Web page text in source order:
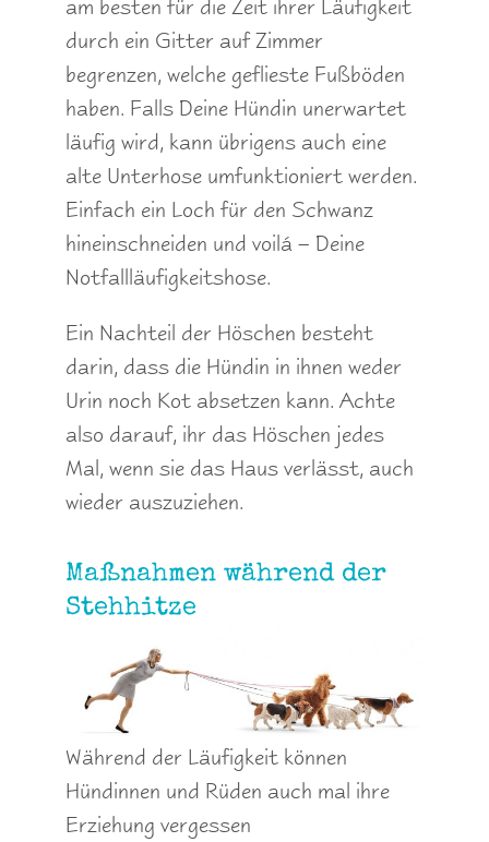
am besten für die Zeit ihrer Läufigkeit
durch ein Gitter auf Zimmer
begrenzen, welche geflieste Fußböden
haben. Falls Deine Hündin unerwartet
läufig wird, kann übrigens auch eine
alte Unterhose umfunktioniert werden.
Einfach ein Loch für den Schwanz
hineinschneiden und voilá – Deine
Notfallläufigkeitshose.
Ein Nachteil der Höschen besteht
darin, dass die Hündin in ihnen weder
Urin noch Kot absetzen kann. Achte
also darauf, ihr das Höschen jedes
Mal, wenn sie das Haus verlässt, auch
wieder auszuziehen.
Maßnahmen während der
Stehhitze
Während der Läufigkeit können
Hündinnen und Rüden auch mal ihre
Erziehung vergessen